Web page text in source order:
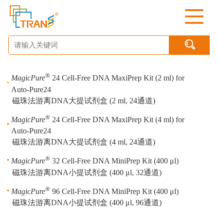

MagicPure® 24 Cell-Free DNA MaxiPrep Kit (2 ml) for
Auto-Pure24
磁珠法游离DNA大提试剂盒 (2 ml, 24通道)
MagicPure® 24 Cell-Free DNA MaxiPrep Kit (4 ml) for
Auto-Pure24
磁珠法游离DNA大提试剂盒 (4 ml, 24通道)
MagicPure® 32 Cell-Free DNA MiniPrep Kit (400 μl)
磁珠法游离DNA小提试剂盒 (400 μl, 32通道)
MagicPure® 96 Cell-Free DNA MiniPrep Kit (400 μl)
磁珠法游离DNA小提试剂盒 (400 μl, 96通道)